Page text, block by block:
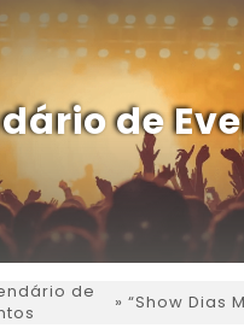
de
de
» “Show Dias